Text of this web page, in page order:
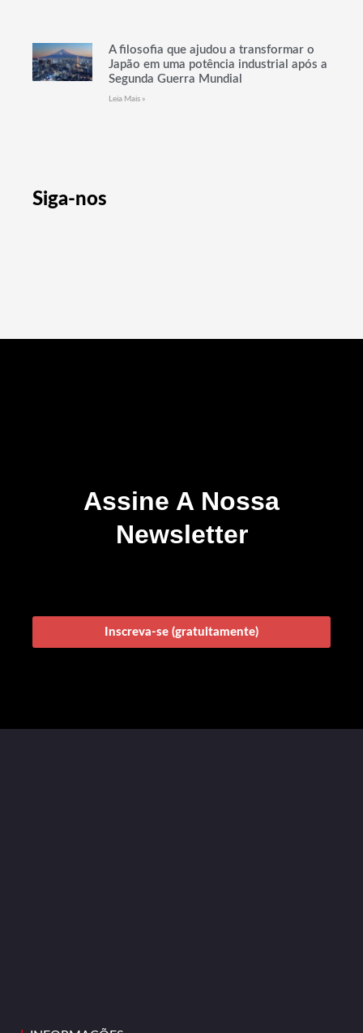
A filosofia que ajudou a transformar o
Japão em uma potência industrial após a
Segunda Guerra Mundial
Leia Mais »
Siga-nos
Assine A Nossa
Newsletter
Inscreva-se (gratuitamente)